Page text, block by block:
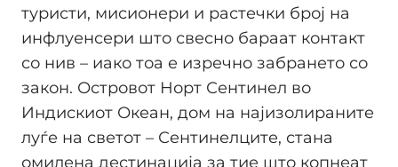
туристи, мисионери и растечки број на
инфлуенсери што свесно бараат контакт
со нив – иако тоа е изречно забрането со
закон. Островот Норт Сентинел во
Индискиот Океан, дом на најизолираните
луѓе на светот – Сентинелците, стана
омилена дестинација за тие што копнеат